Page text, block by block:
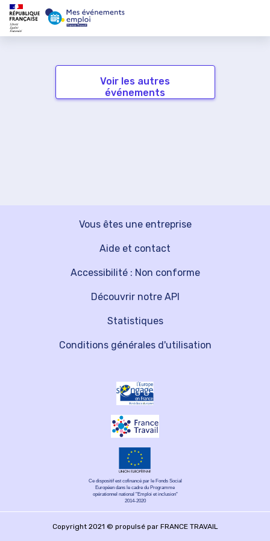
Voir les autres
événements
Vous êtes une entreprise
Découvrir notre API
Aide et contact
Statistiques
Accessibilité : Non conforme
Conditions générales d'utilisation
Ce dispositif est cofinancé par le Fonds Social
Européen dans le cadre du Programme
opérationnel national "Emploi et inclusion"
2014-2020
Copyright 2021 © propulsé par FRANCE TRAVAIL